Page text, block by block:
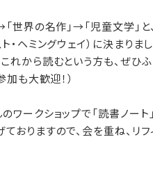
世界の名作」→「児童文学」
・ヘミングウェイ）に決ま
れから読むという方も、ぜひ
も大歓迎！）
ークショップで「読書ノート
おりますので、会を重ね、リ